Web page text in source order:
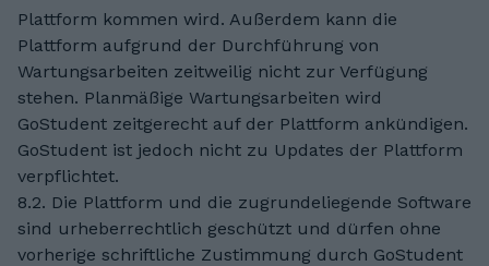
Plattform kommen wird. Außerdem kann die
Plattform aufgrund der Durchführung von
Wartungsarbeiten zeitweilig nicht zur Verfügung
stehen. Planmäßige Wartungsarbeiten wird
GoStudent zeitgerecht auf der Plattform ankündigen.
GoStudent ist jedoch nicht zu Updates der Plattform
verpflichtet.
8.2. Die Plattform und die zugrundeliegende Software
sind urheberrechtlich geschützt und dürfen ohne
vorherige schriftliche Zustimmung durch GoStudent